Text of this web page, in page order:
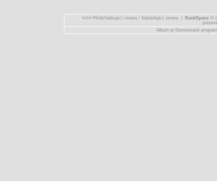
<-/-> Předchádzající strana / Následující strana | BackSpace O
Album je Generované